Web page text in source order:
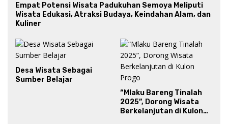
Empat Potensi Wisata Padukuhan Semoya Meliputi
Wisata Edukasi, Atraksi Budaya, Keindahan Alam, dan
Kuliner
Desa Wisata Sebagai
Sumber Belajar
“Mlaku Bareng Tinalah
2025”, Dorong Wisata
Berkelanjutan di Kulon